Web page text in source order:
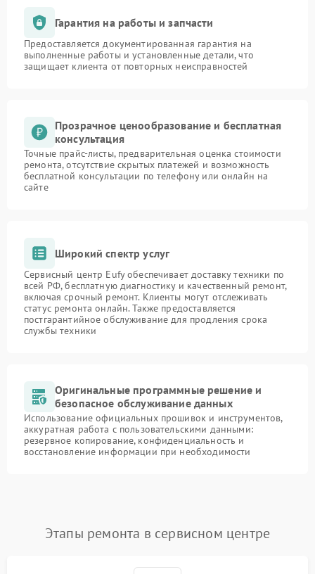
Гарантия на работы и запчасти
Предоставляется документированная гарантия на
выполненные работы и установленные детали, что
защищает клиента от повторных неисправностей
Прозрачное ценообразование и бесплатная
консультация
Точные прайс-листы, предварительная оценка стоимости
ремонта, отсутствие скрытых платежей и возможность
бесплатной консультации по телефону или онлайн на
сайте
Широкий спектр услуг
Сервисный центр Eufy обеспечивает доставку техники по
всей РФ, бесплатную диагностику и качественный ремонт,
включая срочный ремонт. Клиенты могут отслеживать
статус ремонта онлайн. Также предоставляется
постгарантийное обслуживание для продления срока
службы техники
Оригинальные программные решение и
безопасное обслуживание данных
Использование официальных прошивок и инструментов,
аккуратная работа с пользовательскими данными:
резервное копирование, конфиденциальность и
восстановление информации при необходимости
Этапы ремонта в сервисном центре